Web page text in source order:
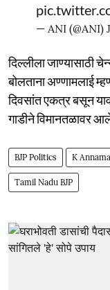
— ANI (@ANI)
दिल्लीला जाण्यासाठी
बोलताना अण्णामलाई
दिवसांत एकत्र बसून
गाडीने विमानतळावर
BJP Politics K
Tamil Nadu BJP